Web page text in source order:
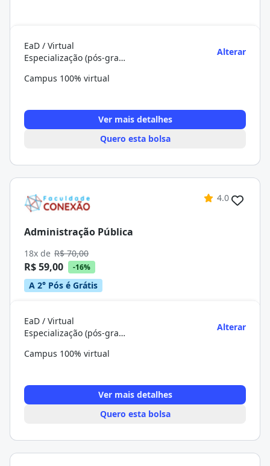
EaD / Virtual
Especialização (pós-graduação)
Alterar
Campus 100% virtual
Ver mais detalhes
Quero esta bolsa
4.0
Administração Pública
18x de R$ 70,00
R$ 59,00 -16%
A 2° Pós é Grátis
EaD / Virtual
Especialização (pós-graduação)
Alterar
Campus 100% virtual
Ver mais detalhes
Quero esta bolsa